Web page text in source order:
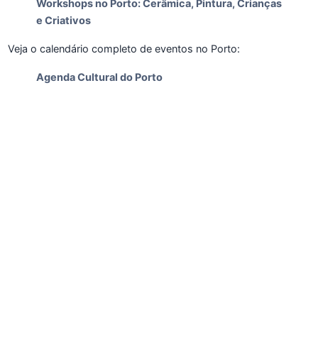
Workshops no Porto: Cerâmica, Pintura, Crianças
e Criativos
Veja o calendário completo de eventos no Porto:
Agenda Cultural do Porto